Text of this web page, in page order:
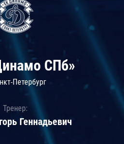
СПб»
Петербург
Тренер:
Геннадьевич